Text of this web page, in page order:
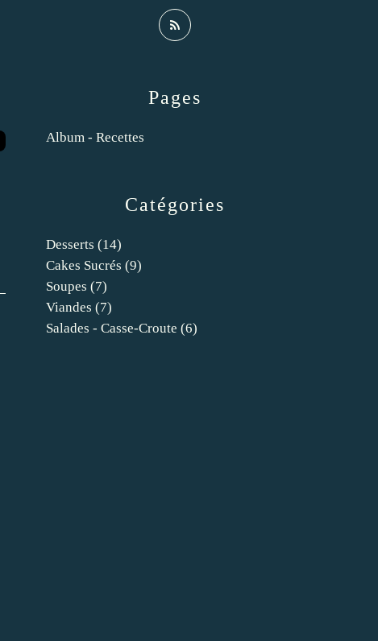
Catégories
Desserts (14)
Cakes Sucrés (9)
Soupes (7)
Viandes (7)
Salades - Casse-Croute (6)
Pages
Album - Recettes